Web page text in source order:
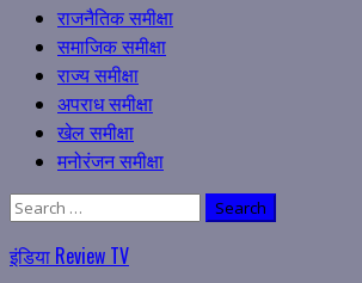
Primary
Menu
राजनैतिक समीक्षा
समाजिक समीक्षा
राज्य समीक्षा
अपराध समीक्षा
खेल समीक्षा
मनोरंजन समीक्षा
Search
इंडिया Review TV